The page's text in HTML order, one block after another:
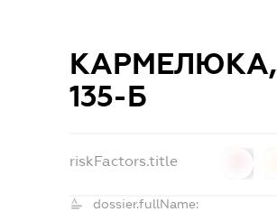
КАРМЕЛЮКА,
135-Б
riskFactors.title
dossier.fullName: